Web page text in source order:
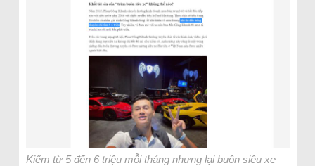
Kiếm từ 5 đến 6 triệu mỗi tháng nhưng lại buôn siêu xe